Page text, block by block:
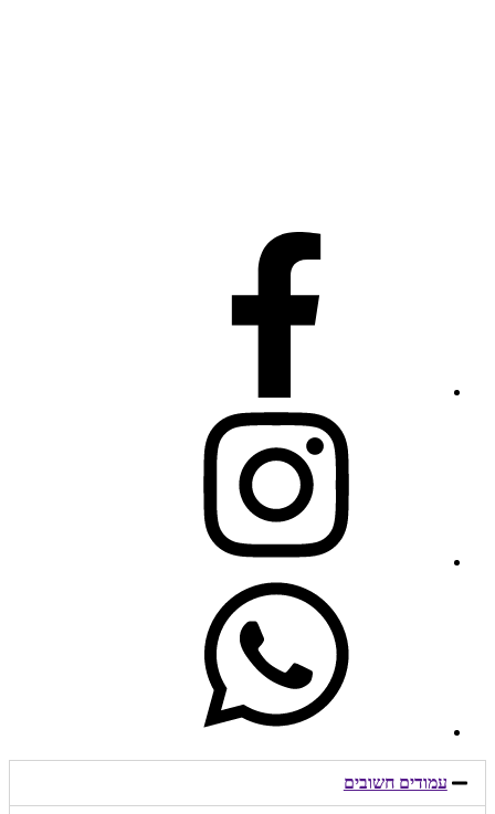
עמודים חשובים